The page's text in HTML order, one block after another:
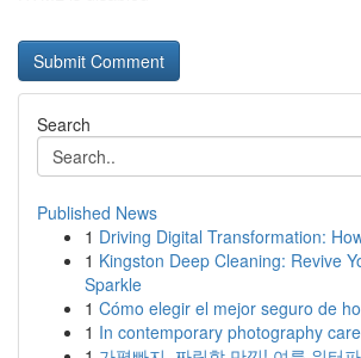
Search
Published News
1 Driving Digital Transformation:
1 Kingston Deep Cleaning: Revive
Sparkle
1 Cómo elegir el mejor seguro de
1 In contemporary photography